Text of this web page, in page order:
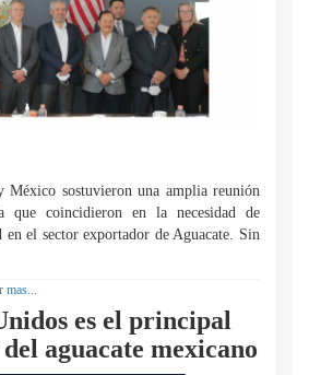
México sostuvieron una amplia reunión
que coincidieron en la necesidad de
en el sector exportador de Aguacate. Sin
mas...
es el principal
aguacate mexicano